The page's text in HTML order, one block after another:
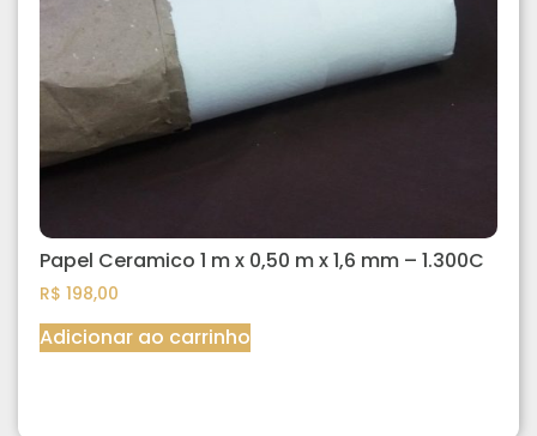
Papel Ceramico 1 m x 0,50 m x 1,6 mm – 1.300C
R$ 198,00
Adicionar ao carrinho